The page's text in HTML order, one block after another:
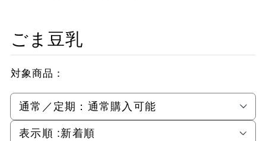
ごま豆乳
対象商品：
通常／定期： 通常購入可能
表示順 :新着順